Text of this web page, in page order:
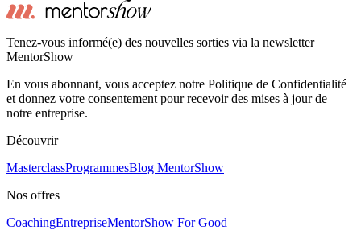
Tenez-vous informé(e) des nouvelles sorties via la newsletter
MentorShow
En vous abonnant, vous acceptez notre Politique de Confidentialité
et donnez votre consentement pour recevoir des mises à jour de
notre entreprise.
Découvrir
MasterclassProgrammesBlog MentorShow
Nos offres
CoachingEntrepriseMentorShow For Good